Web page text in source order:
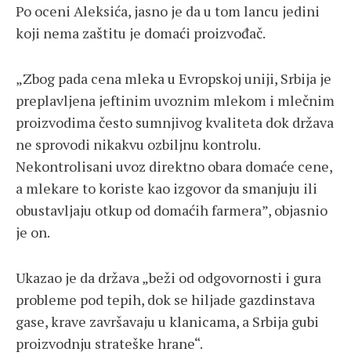
Po oceni Aleksića, jasno je da u tom lancu jedini
koji nema zaštitu je domaći proizvođač.
„Zbog pada cena mleka u Evropskoj uniji, Srbija je
preplavljena jeftinim uvoznim mlekom i mlečnim
proizvodima često sumnjivog kvaliteta dok država
ne sprovodi nikakvu ozbiljnu kontrolu.
Nekontrolisani uvoz direktno obara domaće cene,
a mlekare to koriste kao izgovor da smanjuju ili
obustavljaju otkup od domaćih farmera”, objasnio
je on.
Ukazao je da država „beži od odgovornosti i gura
probleme pod tepih, dok se hiljade gazdinstava
gase, krave završavaju u klanicama, a Srbija gubi
proizvodnju strateške hrane“.